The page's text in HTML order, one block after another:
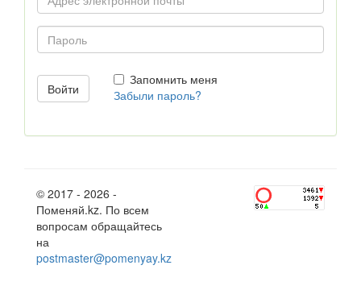
Запомнить меня
Забыли пароль?
© 2017 - 2026 -
Поменяй.kz. По всем
вопросам обращайтесь
на
postmaster@pomenyay.kz